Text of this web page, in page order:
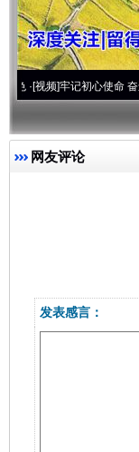
牢记初心使命 奋进复兴
网友评论
发表感言：